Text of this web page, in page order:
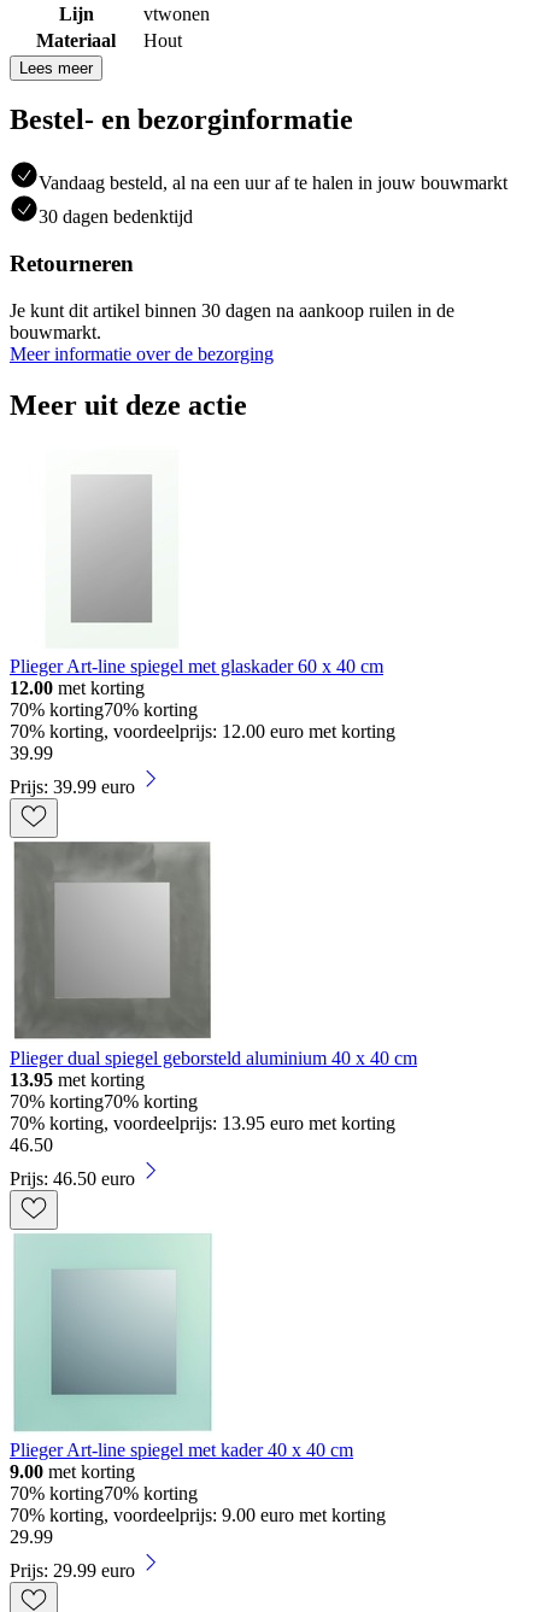
Lijn
vtwonen
Materiaal
Hout
Lees meer
Bestel- en bezorginformatie
Vandaag besteld, al na een uur af te halen in jouw bouwmarkt
30 dagen bedenktijd
Retourneren
Je kunt dit artikel binnen 30 dagen na aankoop ruilen in de
bouwmarkt.
Meer informatie over de bezorging
Meer uit deze actie
Plieger Art-line spiegel met glaskader 60 x 40 cm
12.00 met korting
70% korting70% korting
70% korting, voordeelprijs: 12.00 euro met korting
39.99
Prijs: 39.99 euro
Plieger dual spiegel geborsteld aluminium 40 x 40 cm
13.95 met korting
70% korting70% korting
70% korting, voordeelprijs: 13.95 euro met korting
46.50
Prijs: 46.50 euro
Plieger Art-line spiegel met kader 40 x 40 cm
9.00 met korting
70% korting70% korting
70% korting, voordeelprijs: 9.00 euro met korting
29.99
Prijs: 29.99 euro